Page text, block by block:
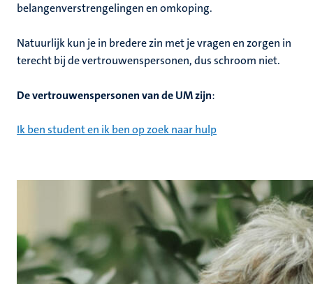
belangenverstrengelingen en omkoping.
Natuurlijk kun je in bredere zin met je vragen en zorgen in
terecht bij de vertrouwenspersonen, dus schroom niet.
De vertrouwenspersonen van de UM zijn:
Ik ben student en ik ben op zoek naar hulp